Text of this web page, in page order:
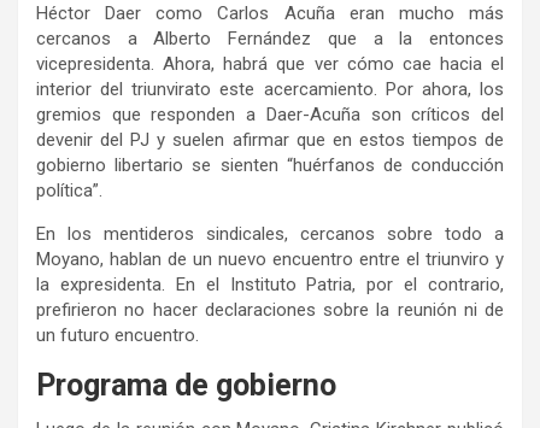
Héctor Daer como Carlos Acuña eran mucho más
cercanos a Alberto Fernández que a la entonces
vicepresidenta. Ahora, habrá que ver cómo cae hacia el
interior del triunvirato este acercamiento. Por ahora, los
gremios que responden a Daer-Acuña son críticos del
devenir del PJ y suelen afirmar que en estos tiempos de
gobierno libertario se sienten “huérfanos de conducción
política”.
En los mentideros sindicales, cercanos sobre todo a
Moyano, hablan de un nuevo encuentro entre el triunviro y
la expresidenta. En el Instituto Patria, por el contrario,
prefirieron no hacer declaraciones sobre la reunión ni de
un futuro encuentro.
Programa de gobierno